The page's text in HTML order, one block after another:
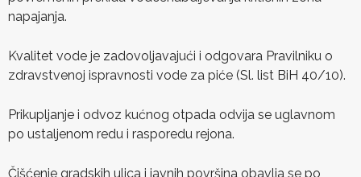
napajanja.
Kvalitet vode je zadovoljavajući i odgovara Pravilniku o
zdravstvenoj ispravnosti vode za piće (Sl. list BiH 40/10).
Prikupljanje i odvoz kućnog otpada odvija se uglavnom
po ustaljenom redu i rasporedu rejona.
Čišćenje gradskih ulica i javnih površina obavlja se po